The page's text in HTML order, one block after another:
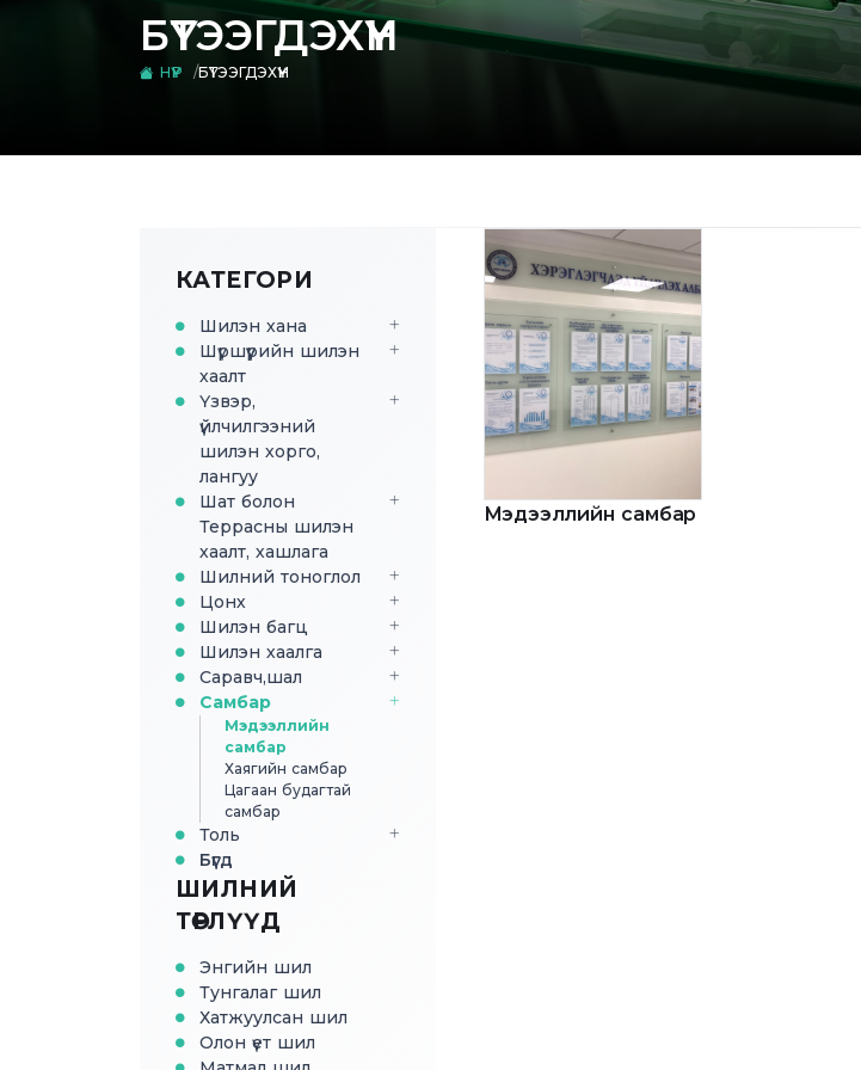
БҮТЭЭГДЭХҮҮН
НҮҮР БҮТЭЭГДЭХҮҮН
КАТЕГОРИ
Шилэн хана
Шүршүүрийн шилэн
хаалт
Үзвэр,
үйлчилгээний
шилэн хорго,
лангуу
Шат болон
Террасны шилэн
хаалт, хашлага
Шилний тоноглол
Цонх
Шилэн багц
Шилэн хаалга
Саравч,шал
Самбар
Мэдээллийн
самбар
Хаягийн самбар
Цагаан будагтай
самбар
Толь
Бүгд
ШИЛНИЙ
ТӨРЛҮҮД
Энгийн шил
Тунгалаг шил
Хатжуулсан шил
Олон үет шил
Мэдээллийн самбар